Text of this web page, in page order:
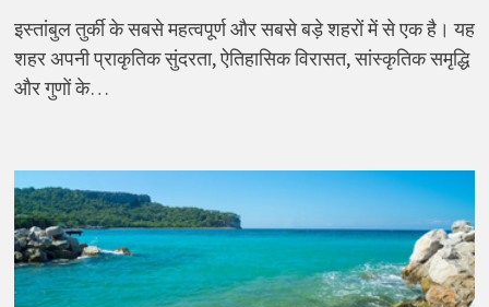
इस्तांबुल तुर्की के सबसे महत्वपूर्ण और सबसे बड़े शहरों में से एक है। यह
शहर अपनी प्राकृतिक सुंदरता, ऐतिहासिक विरासत, सांस्कृतिक समृद्धि
और गुणों के…